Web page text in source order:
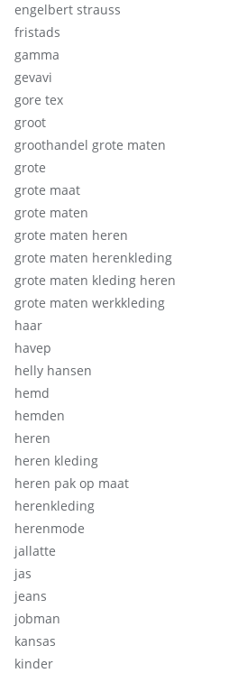
engelbert strauss
fristads
gamma
gevavi
gore tex
groot
groothandel grote maten
grote
grote maat
grote maten
grote maten heren
grote maten herenkleding
grote maten kleding heren
grote maten werkkleding
haar
havep
helly hansen
hemd
hemden
heren
heren kleding
heren pak op maat
herenkleding
herenmode
jallatte
jas
jeans
jobman
kansas
kinder